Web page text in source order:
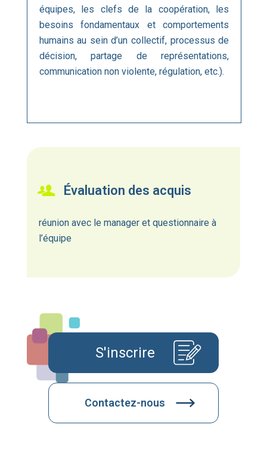
équipes, les clefs de la coopération, les
besoins fondamentaux et comportements
humains au sein d’un collectif, processus de
décision, partage de représentations,
communication non violente, régulation, etc.).
Évaluation des acquis
réunion avec le manager et questionnaire à
l’équipe
S'inscrire
Contactez-nous